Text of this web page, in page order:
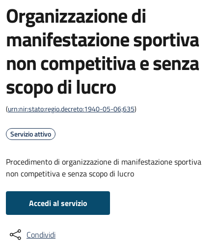
Organizzazione di
manifestazione sportiva
non competitiva e senza
scopo di lucro
(urn:nir:stato:regio.decreto:1940-05-06;635)
Servizio attivo
Procedimento di organizzazione di manifestazione sportiva
non competitiva e senza scopo di lucro
Accedi al servizio
Condividi